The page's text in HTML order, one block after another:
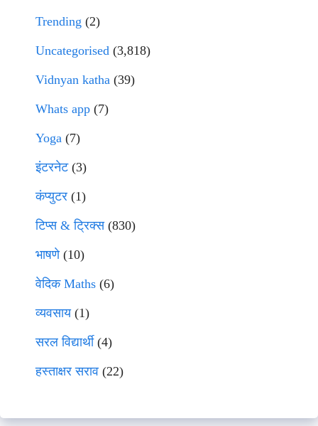
Trending (2)
Uncategorised (3,818)
Vidnyan katha (39)
Whats app (7)
Yoga (7)
इंटरनेट(3)
कंप्युटर (1)
टिप्स & ट्रिक्स(830)
भाषणे(10)
वेदिक Maths (6)
व्यवसाय(1)
सरल विद्यार्थी(4)
हस्ताक्षर सराव (22)